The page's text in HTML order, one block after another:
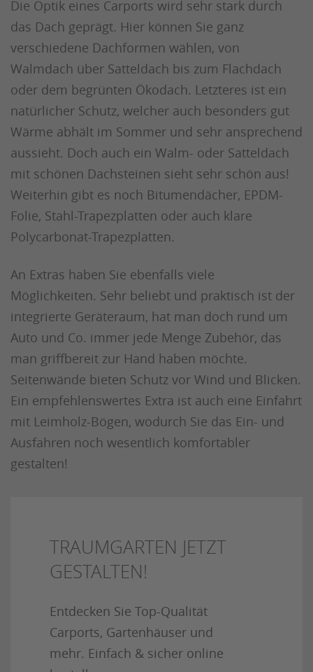
Die Optik eines Carports wird sehr stark durch
das Dach geprägt. Hier können Sie ganz
verschiedene Dachformen wählen, von
Walmdach über Satteldach bis zum Flachdach
oder dem begrünten Ökodach. Letzteres ist ein
natürlicher Schutz, welcher auch besonders gut
Wärme abhält im Sommer und sehr ansprechend
aussieht. Doch auch ein Walm- oder Satteldach
mit schönen Dachsteinen sieht sehr schön aus!
Weiterhin gibt es noch Bitumendächer, EPDM-
Folie, Stahl-Trapezplatten oder auch klare
Polycarbonat-Trapezplatten.
An Extras haben Sie ebenfalls viele
Möglichkeiten. Sehr beliebt und praktisch ist der
integrierte Geräteraum, hat man doch rund um
Auto und Co. immer jede Menge Zubehör, das
man griffbereit zur Hand haben möchte.
Seitenwände bieten Schutz vor Wind und Blicken.
Ein empfehlenswertes Extra ist auch eine Einfahrt
mit Leimholz-Bögen, wodurch Sie das Ein- und
Ausfahren noch wesentlich komfortabler
gestalten!
TRAUMGARTEN JETZT
GESTALTEN!
Entdecken Sie Top-Qualität
Carports, Gartenhäuser und
mehr. Einfach & sicher online